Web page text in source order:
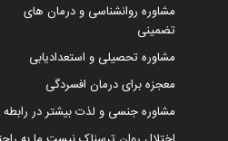
مشاوره روانشناسی و درمان های
تضمینی
مشاوره تحصیلی و استعدادیابی
معجزه برای درمان افسردگی
مشاوره جنسی و لذت بیشتر در رابطه